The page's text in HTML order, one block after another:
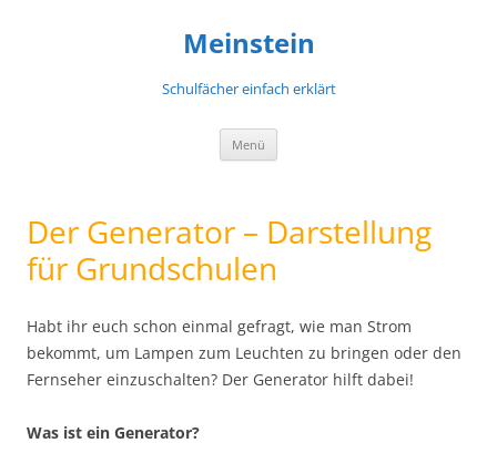
Meinstein
Schulfächer einfach erklärt
Menü
Der Generator – Darstellung
für Grundschulen
Habt ihr euch schon einmal gefragt, wie man Strom
bekommt, um Lampen zum Leuchten zu bringen oder den
Fernseher einzuschalten? Der Generator hilft dabei!
Was ist ein Generator?